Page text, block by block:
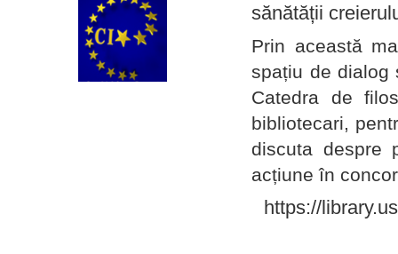
sănătății
Prin această
spațiu de dialog
Catedra de
bibliotecari,
discuta despre
acțiune în
https://